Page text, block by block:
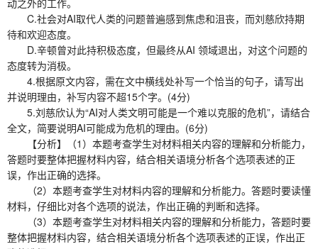
C.社会对AI取代人类的问题普遍感到焦虑和沮丧，而刘慈欣持期
待和欢迎态度。
D.辛顿曾对此持积极态度，但最终从AI 领域退出，对这个问题的
态度转为消极。
4.根据原文内容，需在文中横线处补写一个恰当的句子，请写出
并说明理由，补写内容不超15个字。(4分)
5.刘慈欣认为“AI对人类文明可能是一个难以克服的危机”，请结合
全文，简要说明AI可能成为危机的理由。(6分)
【分析】（1）本题考查学生对材料相关内容的理解和分析能力，
答题时要整体把握材料内容，结合相关语境分析各个选项表述的正
误，作出正确的选择。
（2）本题考查学生对材料内容的理解和分析能力。答题时要读懂
材料，仔细比对各个选项的说法，作出正确的判断和选择。
（3）本题考查学生对材料相关内容的理解和分析能力，答题时要
整体把握材料内容，结合相关语境分析各个选项表述的正误，作出正